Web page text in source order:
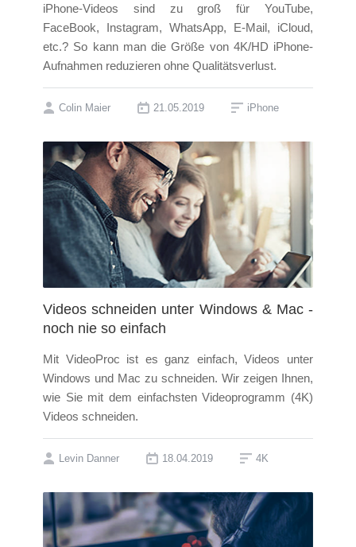
iPhone-Videos sind zu groß für YouTube,
FaceBook, Instagram, WhatsApp, E-Mail, iCloud,
etc.? So kann man die Größe von 4K/HD iPhone-
Aufnahmen reduzieren ohne Qualitätsverlust.
Colin Maier 21.05.2019 iPhone
Videos schneiden unter Windows & Mac -
noch nie so einfach
Mit VideoProc ist es ganz einfach, Videos unter
Windows und Mac zu schneiden. Wir zeigen Ihnen,
wie Sie mit dem einfachsten Videoprogramm (4K)
Videos schneiden.
Levin Danner 18.04.2019 4K